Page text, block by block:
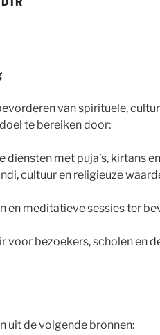
van spirituele,
te bereiken door:
diensten met puja’s, kirtans
cultuur en religieuze
en meditatieve sessies ter
voor bezoekers, scholen en
uit de volgende bronnen: